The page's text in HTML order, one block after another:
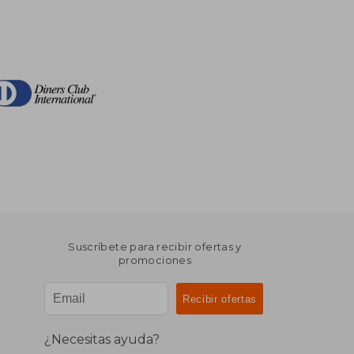
Suscríbete para recibir ofertas y
promociones
¿Necesitas ayuda?